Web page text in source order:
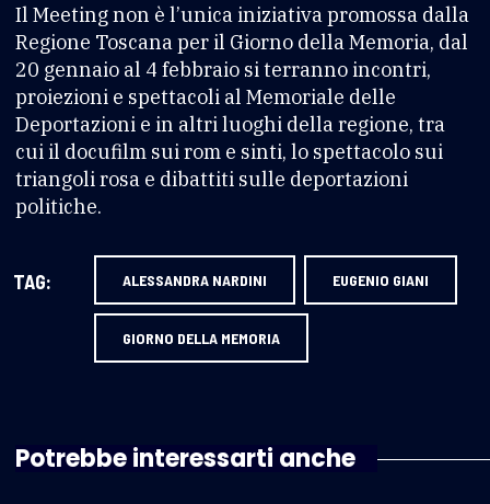
Il Meeting non è l’unica iniziativa promossa dalla
Regione Toscana per il Giorno della Memoria, dal
20 gennaio al 4 febbraio si terranno incontri,
proiezioni e spettacoli al Memoriale delle
Deportazioni e in altri luoghi della regione, tra
cui il docufilm sui rom e sinti, lo spettacolo sui
triangoli rosa e dibattiti sulle deportazioni
politiche.
TAG: ALESSANDRA NARDINI EUGENIO GIANI
GIORNO DELLA MEMORIA
Potrebbe interessarti anche